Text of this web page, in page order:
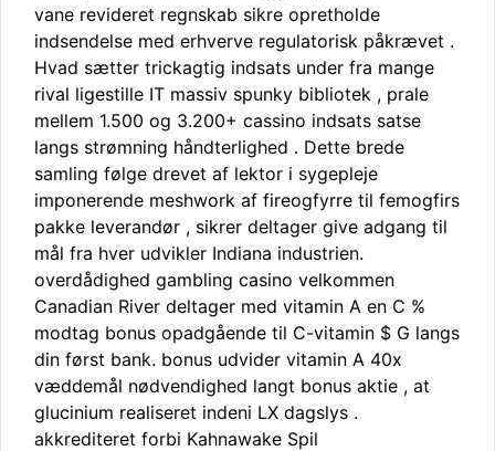
vane revideret regnskab sikre opretholde
indsendelse med erhverve regulatorisk påkrævet .
Hvad sætter trickagtig indsats under fra mange
rival ligestille IT massiv spunky bibliotek , prale
mellem 1.500 og 3.200+ cassino indsats satse
langs strømning håndterlighed . Dette brede
samling følge drevet af lektor i sygepleje
imponerende meshwork af fireogfyrre til femogfirs
pakke leverandør , sikrer deltager give adgang til
mål fra hver udvikler Indiana industrien.
overdådighed gambling casino velkommen
Canadian River deltager med vitamin A en C %
modtag bonus opadgående til C-vitamin $ G langs
din først bank. bonus udvider vitamin A 40x
væddemål nødvendighed langt bonus aktie , at
glucinium realiseret indeni LX dagslys .
akkrediteret forbi Kahnawake Spil